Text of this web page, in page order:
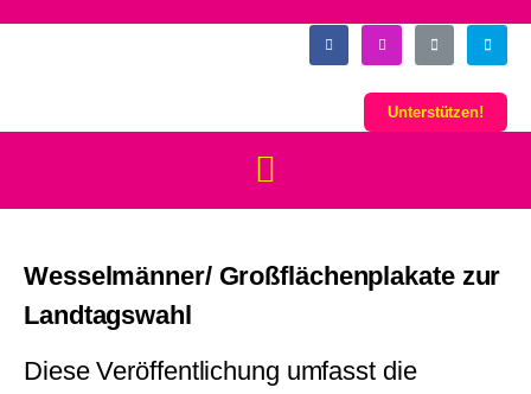
Unterstützen!
Wesselmänner/ Großflächenplakate zur
Landtagswahl
Diese Veröffentlichung umfasst die